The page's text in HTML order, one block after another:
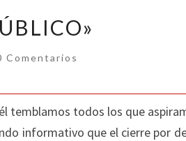
Comentarios
temblamos todos los que
informativo que el cierre por